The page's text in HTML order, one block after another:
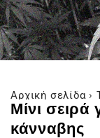
Αρχική σελίδα ›
Μίνι σειρά
κάνναβης